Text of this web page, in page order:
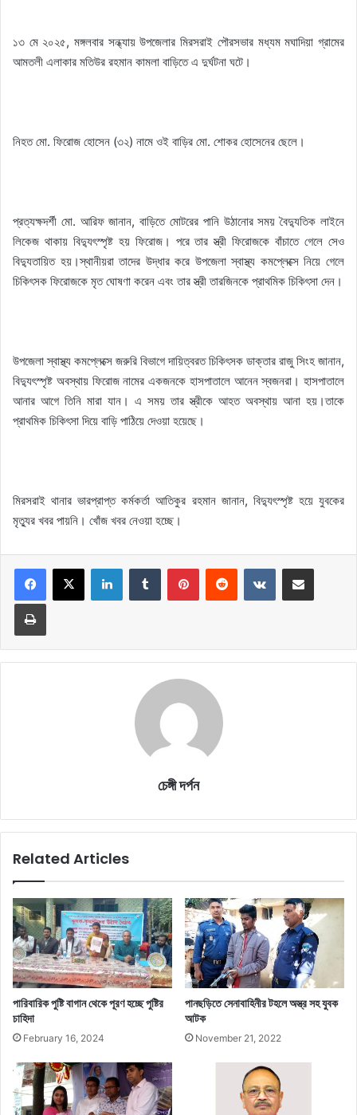
১৩ মে ২০২৫, মঙ্গলবার সন্ধ্যায় উপজেলার মিরসরাই পৌরসভার মধ্যম মঘাদিয়া গ্রামের
আমতলী এলাকার মতিউর রহমান কামলা বাড়িতে এ দুর্ঘটনা ঘটে।
নিহত মো. ফিরোজ হোসেন (৩২) নামে ওই বাড়ির মো. শোকর হোসেনের ছেলে।
প্রত্যক্ষদর্শী মো. আরিফ জানান, বাড়িতে মোটরের পানি উঠানোর সময় বৈদ্যুতিক লাইনে
লিকেজ থাকায় বিদ্যুৎস্পৃষ্ট হয় ফিরোজ। পরে তার স্ত্রী ফিরোজকে বাঁচাতে গেলে সেও
বিদ্যুতায়িত হয়।স্থানীয়রা তাদের উদ্ধার করে উপজেলা স্বাস্থ্য কমপ্লেক্সে নিয়ে গেলে
চিকিৎসক ফিরোজকে মৃত ঘোষণা করেন এবং তার স্ত্রী তারজিনকে প্রাথমিক চিকিৎসা দেন।
উপজেলা স্বাস্থ্য কমপ্লেক্সে জরুরি বিভাগে দায়িত্বরত চিকিৎসক ডাক্তার রাজু সিংহ জানান,
বিদ্যুৎস্পৃষ্ট অবস্থায় ফিরোজ নামের একজনকে হাসপাতালে আনেন স্বজনরা। হাসপাতালে
আনার আগে তিনি মারা যান। এ সময় তার স্ত্রীকে আহত অবস্থায় আনা হয়।তাকে
প্রাথমিক চিকিৎসা দিয়ে বাড়ি পাঠিয়ে দেওয়া হয়েছে।
মিরসরাই থানার ভারপ্রাপ্ত কর্মকর্তা আতিকুর রহমান জানান, বিদ্যুৎস্পৃষ্ট হয়ে যুবকের
মৃত্যুর খবর পায়নি। খোঁজ খবর নেওয়া হচ্ছে।
LinkedInTumblr PinterestReddit VKontakteShare via Email
Print
চেঙ্গী দর্পন
Related Articles
পারিবারিক পুষ্টি বাগান থেকে পূরণ হচ্ছে পুষ্টির
চাহিদা
February 16, 2024
পানছড়িতে সেনাবাহিনীর টহলে অস্ত্র সহ যুবক
আটক
November 21, 2022